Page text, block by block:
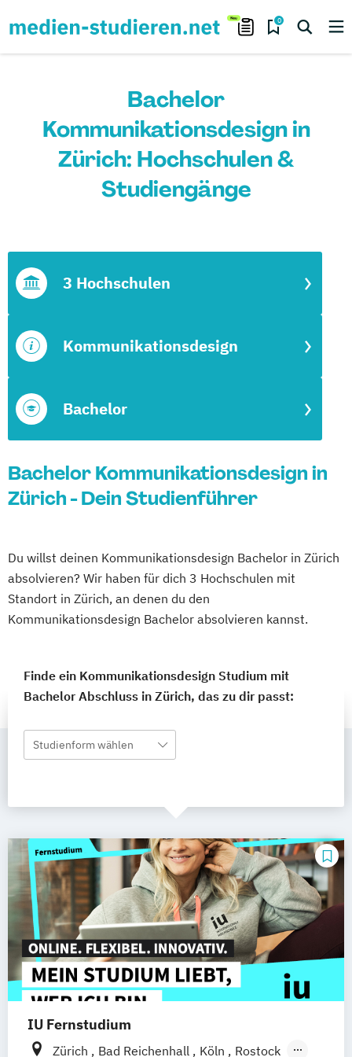
0
Bachelor
Kommunikationsdesign in
Zürich: Hochschulen &
Studiengänge
Bachelor
Kommunikationsdesign
3 Hochschulen
Bachelor Kommunikationsdesign in
Zürich - Dein Studienführer
Du willst deinen Kommunikationsdesign Bachelor in Zürich
absolvieren? Wir haben für dich 3 Hochschulen mit
Standort in Zürich, an denen du den
Kommunikationsdesign Bachelor absolvieren kannst.
Finde ein Kommunikationsdesign Studium mit
Bachelor Abschluss in Zürich, das zu dir passt:
Studienform wählen
IU Fernstudium
Zürich Bad Reichenhall Köln
Rostock